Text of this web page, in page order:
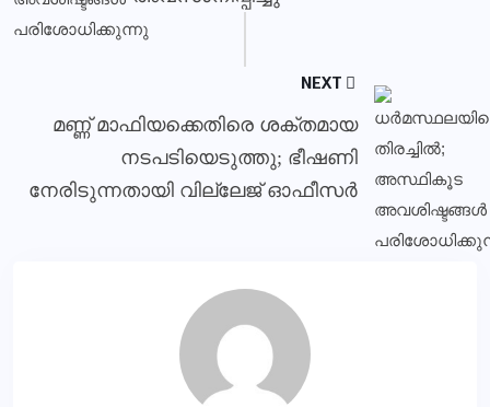
NEXT
മണ്ണ് മാഫിയക്കെതിരെ ശക്തമായ
നടപടിയെടുത്തു; ഭീഷണി
നേരിടുന്നതായി വില്ലേജ് ഓഫീസർ